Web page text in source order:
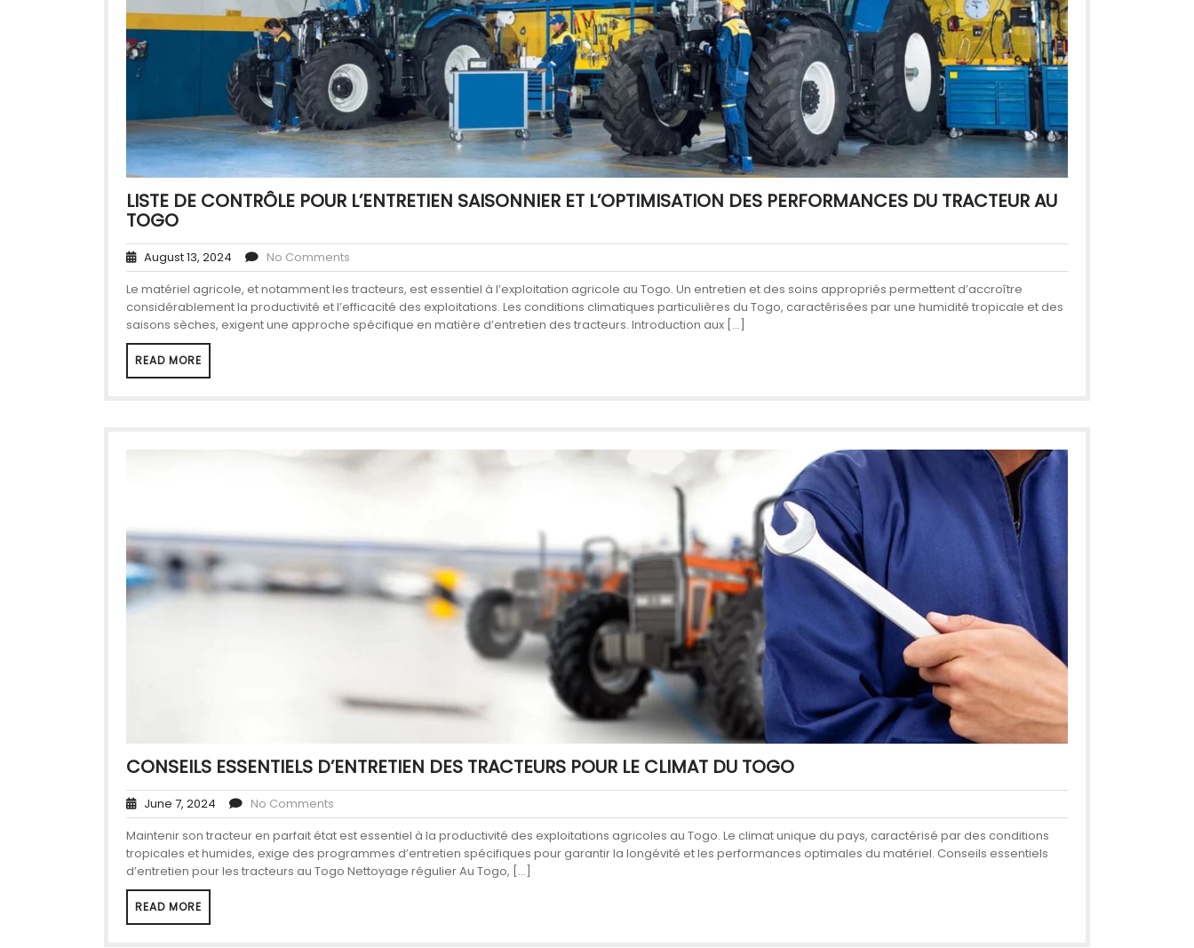
LISTE DE CONTRÔLE POUR L’ENTRETIEN SAISONNIER ET L’OPTIMISATION DES PERFORMANCES DU TRACTEUR AU
TOGO
August 13, 2024
No Comments
Le matériel agricole, et notamment les tracteurs, est essentiel à l’exploitation agricole au Togo. Un entretien et des soins appropriés permettent d’accroître
considérablement la productivité et l’efficacité des exploitations. Les conditions climatiques particulières du Togo, caractérisées par une humidité tropicale et des
saisons sèches, exigent une approche spécifique en matière d’entretien des tracteurs. Introduction aux […]
READ MORE
CONSEILS ESSENTIELS D’ENTRETIEN DES TRACTEURS POUR LE CLIMAT DU TOGO
June 7, 2024
No Comments
Maintenir son tracteur en parfait état est essentiel à la productivité des exploitations agricoles au Togo. Le climat unique du pays, caractérisé par des conditions
tropicales et humides, exige des programmes d’entretien spécifiques pour garantir la longévité et les performances optimales du matériel. Conseils essentiels
d’entretien pour les tracteurs au Togo Nettoyage régulier Au Togo, […]
READ MORE